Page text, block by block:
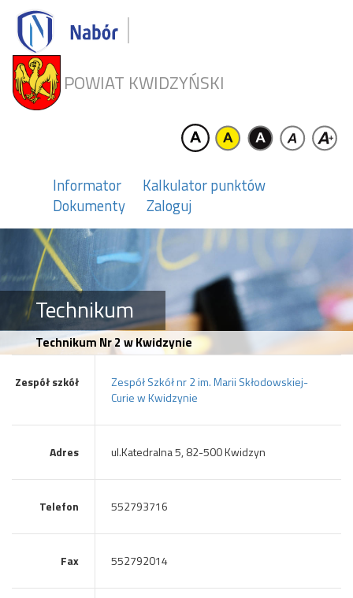
POWIAT KWIDZYŃSKI
Informator
Kalkulator punktów
Dokumenty
Zaloguj
Technikum
Technikum Nr 2 w Kwidzynie
Zespół szkół
Zespół Szkół nr 2 im. Marii Skłodowskiej-
Curie w Kwidzynie
Adres ul.Katedralna 5, 82-500 Kwidzyn
Telefon 552793716
Fax 552792014